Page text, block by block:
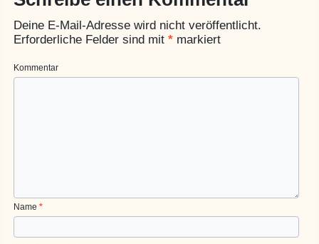
Deine E-Mail-Adresse wird nicht veröffentlicht.
Erforderliche Felder sind mit* markiert
Kommentar
Name*